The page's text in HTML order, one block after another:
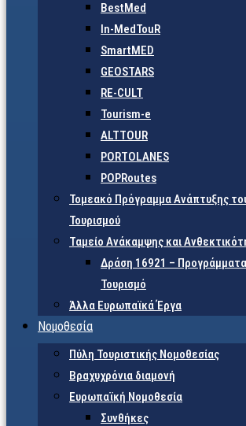
BestMed
In-MedTouR
SmartMED
GEOSTARS
RE-CULT
Tourism-e
ALTTOUR
PORTOLANES
POPRoutes
Τομεακό Πρόγραμμα Ανάπτυξης
Τουρισμού
Ταμείο Ανάκαμψης και
Δράση 16921 –
Τουρισμό
Άλλα Ευρωπαϊκά Έργα
Νομοθεσία
Πύλη Τουριστικής Νομοθεσίας
Βραχυχρόνια διαμονή
Ευρωπαϊκή Νομοθεσία
Συνθήκες